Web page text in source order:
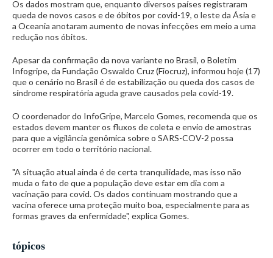
Os dados mostram que, enquanto diversos países registraram
queda de novos casos e de óbitos por covid-19, o leste da Ásia e
a Oceania anotaram aumento de novas infecções em meio a uma
redução nos óbitos.
Apesar da confirmação da nova variante no Brasil, o Boletim
Infogripe, da Fundação Oswaldo Cruz (Fiocruz), informou hoje (17)
que o cenário no Brasil é de estabilização ou queda dos casos de
síndrome respiratória aguda grave causados pela covid-19.
O coordenador do InfoGripe, Marcelo Gomes, recomenda que os
estados devem manter os fluxos de coleta e envio de amostras
para que a vigilância genômica sobre o SARS-COV-2 possa
ocorrer em todo o território nacional.
"A situação atual ainda é de certa tranquilidade, mas isso não
muda o fato de que a população deve estar em dia com a
vacinação para covid. Os dados continuam mostrando que a
vacina oferece uma proteção muito boa, especialmente para as
formas graves da enfermidade", explica Gomes.
tópicos